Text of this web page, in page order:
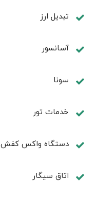
تبديل ارز
آسانسور
سونا
خدمات تور
دستگاه واکس کفش
اتاق سیگار